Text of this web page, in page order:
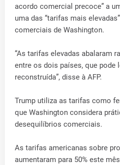
acordo comercial precoce” a
uma das “tarifas mais
comerciais de Washington.
“As tarifas elevadas abalaram
entre os dois países, que pode
reconstruída”, disse à AFP.
Trump utiliza as tarifas como
que Washington considera
desequilíbrios comerciais.
As tarifas americanas sobre
aumentaram para 50% este